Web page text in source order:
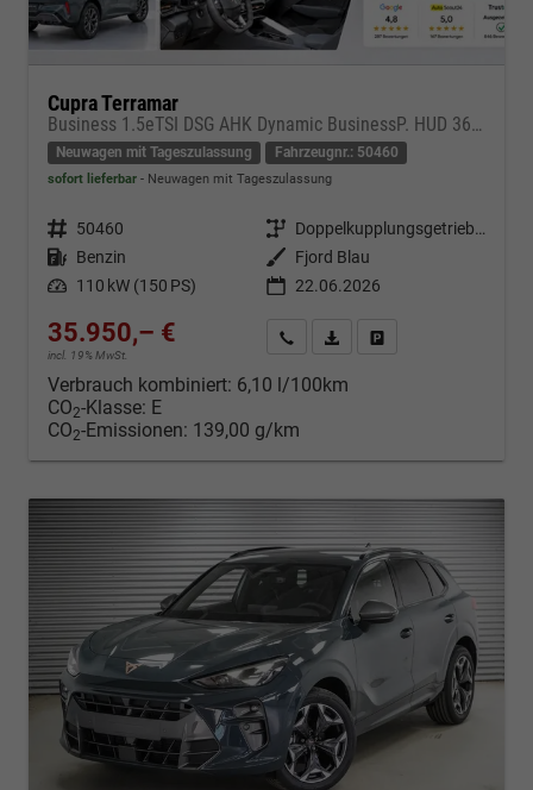
Cupra Terramar
Business 1.5eTSI DSG AHK Dynamic BusinessP. HUD 360Cam DGE Paket - DIGITAL DRIVE INTELLIGENT L Gepäcktrennnetz
Neuwagen mit Tageszulassung Fahrzeugnr.: 50460
sofort lieferbar Neuwagen mit Tageszulassung
Fahrzeugnr. 50460 Getriebe
Doppelkupplungsgetriebe (DSG)
Kraftstoff Benzin Außenfarbe
Fjord Blau
Leistung 110 kW (150 PS) 22.06.2026
35.950,– €
incl. 19% MwSt.
Kontakt & Angebot anfordern
PDF-Datei, Fahrzeugexposé
Verbrauch kombiniert: 6,10 l/100km
CO2-Klasse: E
CO2-Emissionen: 139,00 g/km